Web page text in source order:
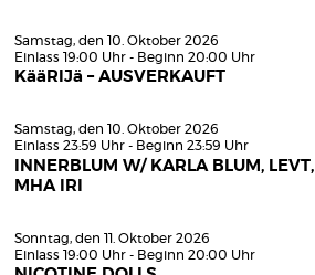
Samstag, den 10. Oktober 2026
Einlass 19:00 Uhr - Beginn 20:00 Uhr
KääRIJä – AUSVERKAUFT
Samstag, den 10. Oktober 2026
Einlass 23:59 Uhr - Beginn 23:59 Uhr
INNERBLUM W/ KARLA BLUM, LEVT,
MHA IRI
Sonntag, den 11. Oktober 2026
Einlass 19:00 Uhr - Beginn 20:00 Uhr